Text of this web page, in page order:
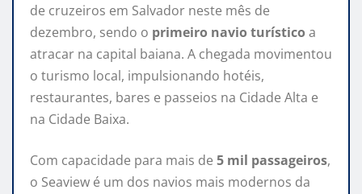
de cruzeiros em Salvador neste mês de
dezembro, sendo o primeiro navio turístico a
atracar na capital baiana. A chegada movimentou
o turismo local, impulsionando hotéis,
restaurantes, bares e passeios na Cidade Alta e
na Cidade Baixa.
Com capacidade para mais de 5 mil passageiros,
o Seaview é um dos navios mais modernos da